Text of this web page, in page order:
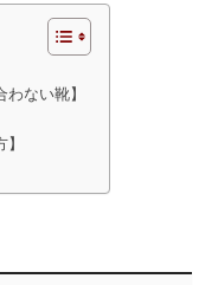
ない靴】